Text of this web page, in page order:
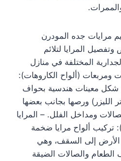
مرايات جده المودرن
المرايا لتلائم
المختلفة في منازل
ومربعات (ألواح الكاروهات):
شكل معينات هندسية بحواف
ورصها بجانب بعضها
ومداخل الفلل. – المرايا
تركيب ألواح مرايا ضخمة
الأرض إلى السقف، وهي
الطعام والصالات الضيقة